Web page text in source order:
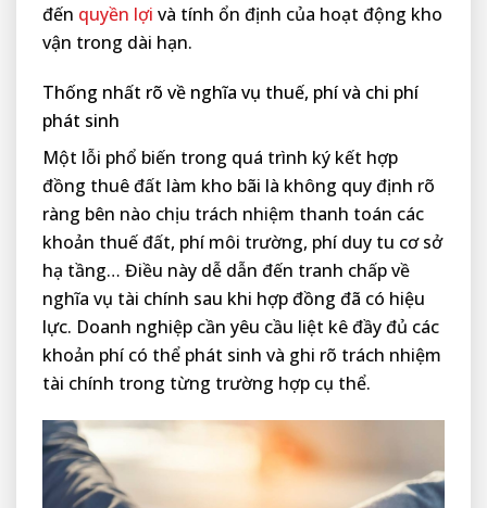
đến quyền lợi và tính ổn định của hoạt động kho
vận trong dài hạn.
Thống nhất rõ về nghĩa vụ thuế, phí và chi phí
phát sinh
Một lỗi phổ biến trong quá trình ký kết hợp
đồng thuê đất làm kho bãi là không quy định rõ
ràng bên nào chịu trách nhiệm thanh toán các
khoản thuế đất, phí môi trường, phí duy tu cơ sở
hạ tầng… Điều này dễ dẫn đến tranh chấp về
nghĩa vụ tài chính sau khi hợp đồng đã có hiệu
lực. Doanh nghiệp cần yêu cầu liệt kê đầy đủ các
khoản phí có thể phát sinh và ghi rõ trách nhiệm
tài chính trong từng trường hợp cụ thể.